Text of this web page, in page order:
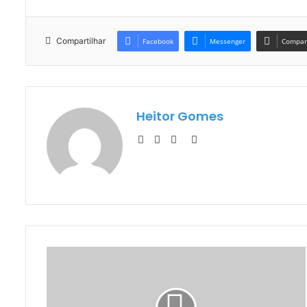
Compartilhar Facebook Messenger
Heitor Gomes
WebsiteFacebook
YouTube
Instagram